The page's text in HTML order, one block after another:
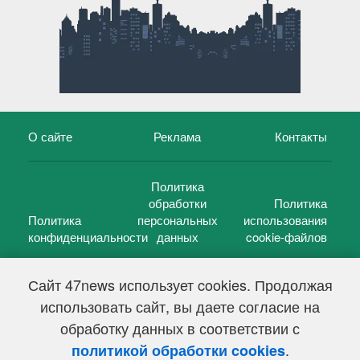
Сайт 47news использует cookies. Продолжая
использовать сайт, вы даете согласие на
обработку данных в соответствии с
политикой обработки cookies.
О сайте Реклама Контакты
Политика
конфиденциальности
Политика
обработки
персональных
данных
Политика
использования
cookie-файлов
47 новостей (47 news)2005 — 2026 г.
Свидетельство о регистрации СМИ Эл № ФС 77-39848, выдано
Федеральной службой по надзору в сфере связи,
информационных технологий и массовых коммуникаций